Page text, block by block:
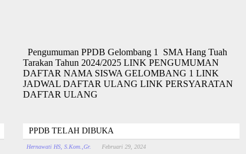
Pengumuman PPDB Gelombang 1 SMA Hang Tuah
Tarakan Tahun 2024/2025 LINK PENGUMUMAN
DAFTAR NAMA SISWA GELOMBANG 1 LINK
JADWAL DAFTAR ULANG LINK PERSYARATAN
DAFTAR ULANG
PPDB TELAH DIBUKA
Hernawati HS, S.Kom.,Gr. Februari 29, 2024